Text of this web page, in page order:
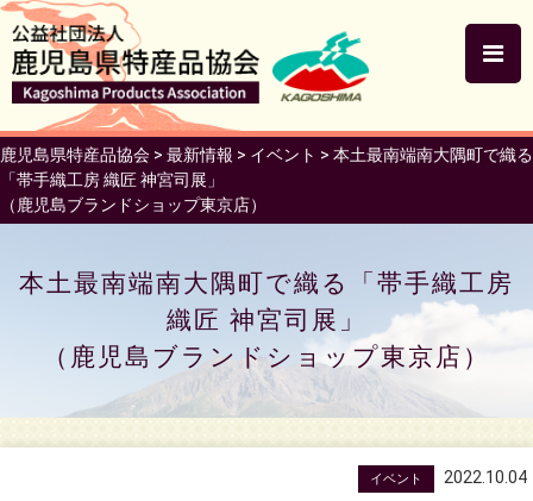
鹿児島県特産品協会 > 最新情報 > イベント > 本土最南端南大隅町で織る
「帯手織工房 織匠 神宮司展」
（鹿児島ブランドショップ東京店）
本土最南端南大隅町で織る「帯手織工房
織匠 神宮司展」
（鹿児島ブランドショップ東京店）
イベント 2022.10.04